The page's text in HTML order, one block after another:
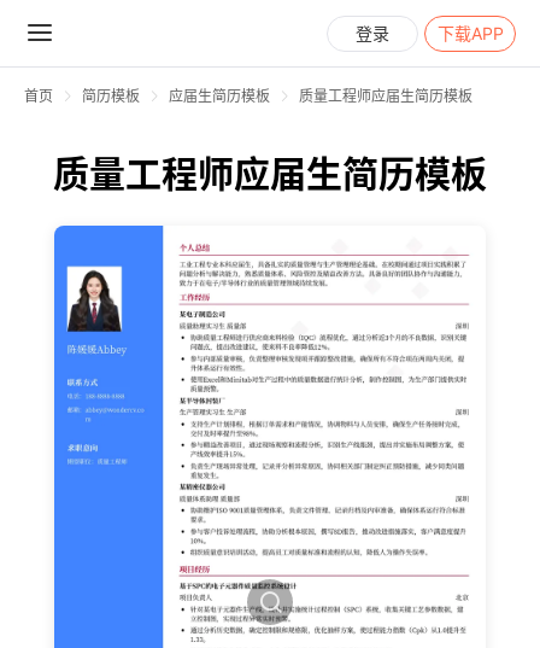
登录 下载APP
首页 简历模板 应届生简历模板 质量工程师应届生简历模板
质量工程师应届生简历模板